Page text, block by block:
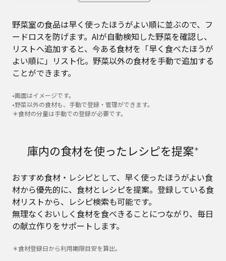
野菜室の食品は早く使ったほうがよい順に並ぶので、フ
ードロスを防げます。AIが自動検知した野菜を確認し、
リストへ追加すると、今ある食材を「早く食べたほうが
よい順に」リスト化。野菜以外の食材を手動で追加する
ことができます。
•画面はイメージです。
•野菜以外の食材も、手動で登録・管理ができます。
＊食材の分量は手動での登録が必要です。
庫内の食材を使ったレシピを提案 ＊
おすすめ食材・レシピとして、早く使ったほうがよい食
材から優先的に、食材とレシピを提案。登録している食
材リストから、レシピ検索も可能です。
無理なくおいしく食材を食べきることにつながり、毎日
の献立作りをサポートします。
＊食材登録日から利用期限目安を算出。